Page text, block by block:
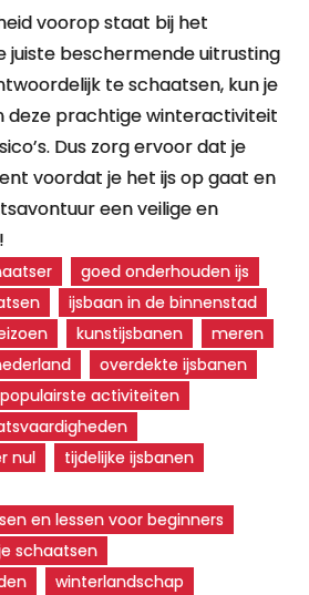
voorop staat bij het
juiste beschermende uitrusting
te schaatsen, kun je
deze prachtige winteractiviteit
Dus zorg ervoor dat je
voordat je het ijs op gaat en
een veilige en
goed onderhouden ijs
ijsbaan in de binnenstad
kunstijsbanen
meren
overdekte ijsbanen
populairste activiteiten
nul
tijdelijke ijsbanen
en lessen voor beginners
schaatsen
winterlandschap